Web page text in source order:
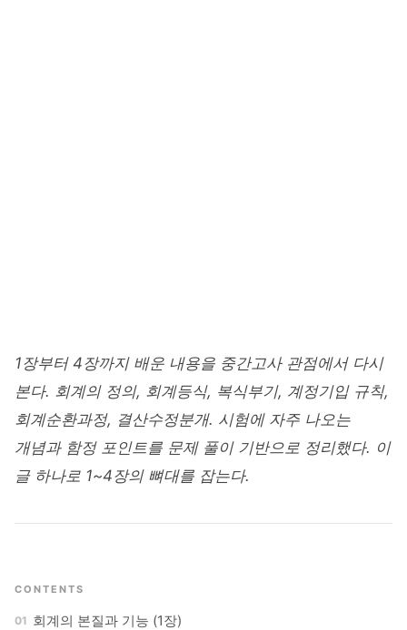
1장부터 4장까지 배운 내용을 중간고사 관점에서 다시
본다. 회계의 정의, 회계등식, 복식부기, 계정기입 규칙,
회계순환과정, 결산수정분개. 시험에 자주 나오는
개념과 함정 포인트를 문제 풀이 기반으로 정리했다. 이
글 하나로 1~4장의 뼈대를 잡는다.
CONTENTS
회계의 본질과 기능 (1장)